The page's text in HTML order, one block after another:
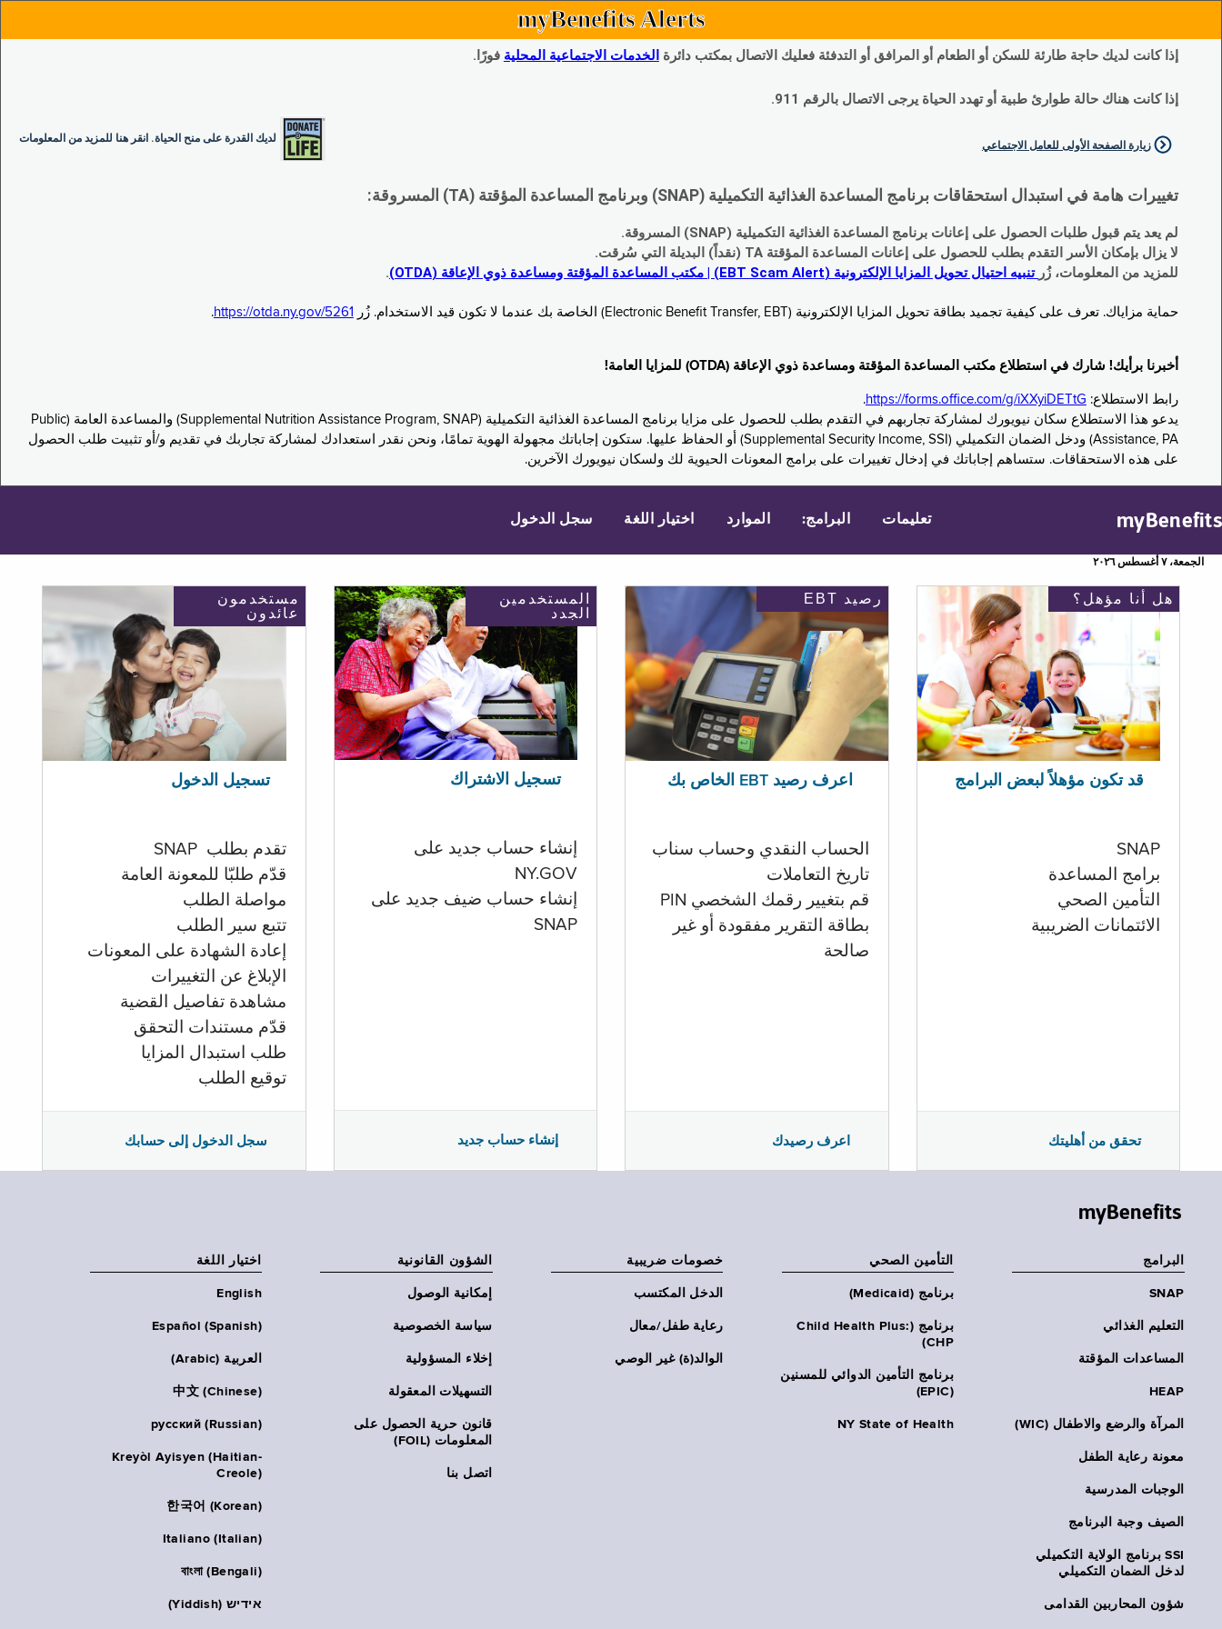
myBenefits Alerts
إذا كانت لديك حاجة طارئة للسكن أو الطعام أو المرافق أو التدفئة فعليك الاتصال بمكتب دائرة الخدمات الاجتماعية المحلية فورًا.
إذا كانت هناك حالة طوارئ طبية أو تهدد الحياة يرجى الاتصال بالرقم 911.
لديك القدرة على منح الحياة. انقر هنا للمزيد من المعلومات
زيارة الصفحة الأولى للعامل الاجتماعي
تغييرات هامة في استبدال استحقاقات برنامج المساعدة الغذائية التكميلية (SNAP) وبرنامج المساعدة المؤقتة (TA) المسروقة:
لم يعد يتم قبول طلبات الحصول على إعانات برنامج المساعدة الغذائية التكميلية (SNAP) المسروقة.
لا يزال بإمكان الأسر التقدم بطلب للحصول على إعانات المساعدة المؤقتة TA (نقداً) البديلة التي سُرقت.
للمزيد من المعلومات، زُر تنبيه احتيال تحويل المزايا الإلكترونية (EBT Scam Alert) | مكتب المساعدة المؤقتة ومساعدة ذوي الإعاقة (OTDA) .
حماية مزاياك. تعرف على كيفية تجميد بطاقة تحويل المزايا الإلكترونية (Electronic Benefit Transfer, EBT) الخاصة بك عندما لا تكون قيد الاستخدام. زُر https://otda.ny.gov/5261
.
أخبرنا برأيك! شارك في استطلاع مكتب المساعدة المؤقتة ومساعدة ذوي الإعاقة (OTDA) للمزايا العامة!
رابط الاستطلاع: https://forms.office.com/g/iXXyiDETtG
.
يدعو هذا الاستطلاع سكان نيويورك لمشاركة تجاربهم في التقدم بطلب للحصول على مزايا برنامج المساعدة الغذائية التكميلية (Supplemental Nutrition Assistance Program, SNAP) والمساعدة العامة (Public
Assistance, PA) ودخل الضمان التكميلي (Supplemental Security Income, SSI) أو الحفاظ عليها. ستكون إجاباتك مجهولة الهوية تمامًا، ونحن نقدر استعدادك لمشاركة تجاربك في تقديم و/أو تثبيت طلب الحصول
على هذه الاستحقاقات. ستساهم إجاباتك في إدخال تغييرات على برامج المعونات الحيوية لك ولسكان نيويورك الآخرين.
myBenefits تعليمات البرامج: الموارد اختيار اللغة سجل الدخول
الجمعة، ٧ أغسطس ٢٠٢٦
مستخدمون
عائدون
تسجيل الدخول
تقدم بطلب SNAP
قدّم طلبّا للمعونة العامة
مواصلة الطلب
تتبع سير الطلب
إعادة الشهادة على المعونات
الإبلاغ عن التغييرات
مشاهدة تفاصيل القضية
قدّم مستندات التحقق
طلب استبدال المزايا
توقيع الطلب
سجل الدخول إلى حسابك
المستخدمين
الجدد
تسجيل الاشتراك
إنشاء حساب جديد على
NY.GOV
إنشاء حساب ضيف جديد على
SNAP
إنشاء حساب جديد
رصيد EBT
اعرف رصيد EBT الخاص بك
الحساب النقدي وحساب سناب
تاريخ التعاملات
قم بتغيير رقمك الشخصي PIN
بطاقة التقرير مفقودة أو غير
صالحة
اعرف رصيدك
هل أنا مؤهل؟
قد تكون مؤهلاً لبعض البرامج
SNAP
برامج المساعدة
التأمين الصحي
الائتمانات الضريبية
تحقق من أهليتك
myBenefits
البرامج
SNAP
التعليم الغذائي
المساعدات المؤقتة
HEAP
المرآة والرضع والاطفال (WIC)
معونة رعاية الطفل
الوجبات المدرسية
الصيف وجبة البرنامج
SSI برنامج الولاية التكميلي
لدخل الضمان التكميلي
شؤون المحاربين القدامى
التأمين الصحي
برنامج (Medicaid)
برنامج (Child Health Plus:
CHP)
برنامج التأمين الدوائي للمسنين
(EPIC)
NY State of Health
خصومات ضريبية
الدخل المكتسب
رعاية طفل/معال
الوالد(ة) غير الوصي
الشؤون القانونية
إمكانية الوصول
سياسة الخصوصية
إخلاء المسؤولية
التسهيلات المعقولة
قانون حرية الحصول على
المعلومات (FOIL)
اتصل بنا
اختيار اللغة
English
Español (Spanish)
العربية (Arabic)
中文 (Chinese)
русский (Russian)
Kreyòl Ayisyen (Haitian-
Creole)
한국어 (Korean)
Italiano (Italian)
বাংলা (Bengali)
אידיש (Yiddish)